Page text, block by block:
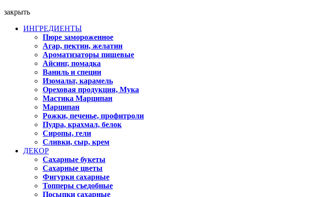
закрыть
ИНГРЕДИЕНТЫ
Пюре замороженное
Агар, пектин, желатин
Ароматизаторы пищевые
Айсинг, помадка
Ваниль и специи
Изомальт, карамель
Ореховая продукция, Мука
Мастика Марципан
Марципан
Рожки, печенье, профитроли
Пудра, крахмал, белок
Сиропы, гели
Сливки, сыр, крем
ДЕКОР
Сахарные букеты
Сахарные цветы
Фигурки сахарные
Топперы съедобные
Посыпки сахарные